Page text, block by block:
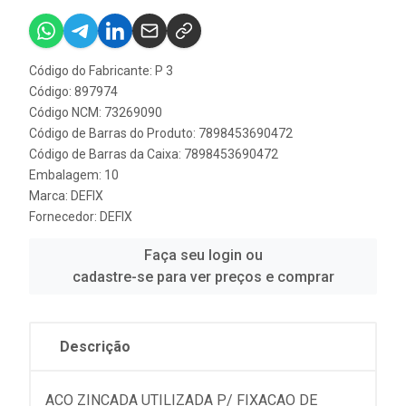
Código do Fabricante: P 3
Código: 897974
Código NCM: 73269090
Código de Barras do Produto: 7898453690472
Código de Barras da Caixa: 7898453690472
Embalagem: 10
Marca: DEFIX
Fornecedor: DEFIX
Faça seu login ou
cadastre-se para ver preços e comprar
Descrição
ACO ZINCADA UTILIZADA P/ FIXACAO DE